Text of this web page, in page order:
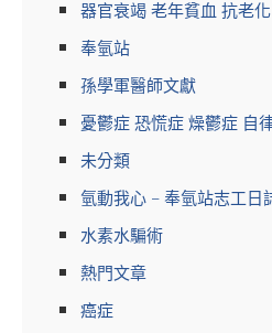
器官衰竭 老年貧血 抗老
奉氫站
孫學軍醫師文獻
憂鬱症 恐慌症 燥鬱症 自
未分類
氫動我心 – 奉氫站志工日
水素水騙術
熱門文章
癌症